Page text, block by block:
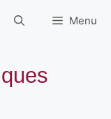
Menu